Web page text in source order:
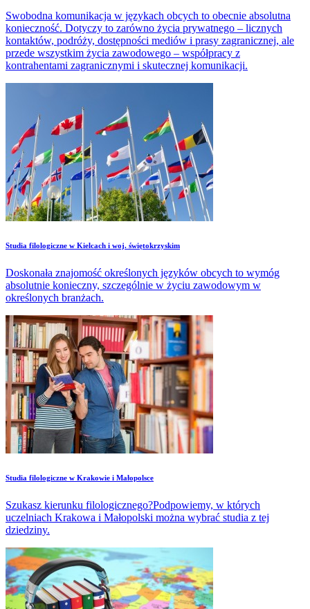
Swobodna komunikacja w językach obcych to obecnie absolutna
konieczność. Dotyczy to zarówno życia prywatnego – licznych
kontaktów, podróży, dostępności mediów i prasy zagranicznej, ale
przede wszystkim życia zawodowego – współpracy z
kontrahentami zagranicznymi i skutecznej komunikacji.
Studia filologiczne w Kielcach i woj. świętokrzyskim
Doskonała znajomość określonych języków obcych to wymóg
absolutnie konieczny, szczególnie w życiu zawodowym w
określonych branżach.
Studia filologiczne w Krakowie i Małopolsce
Szukasz kierunku filologicznego?Podpowiemy, w których
uczelniach Krakowa i Małopolski można wybrać studia z tej
dziedziny.